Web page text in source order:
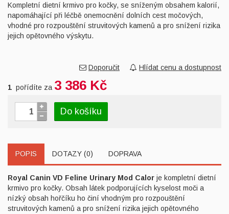
Kompletní dietní krmivo pro kočky, se sníženým obsahem kalorií,
napomáhající při léčbě onemocnění dolních cest močových,
vhodné pro rozpouštění struvitových kamenů a pro snížení rizika
jejich opětovného výskytu.
Doporučit Hlídat cenu a dostupnost
1 pořídíte za 3 386 Kč
Do košíku
POPIS DOTAZY (0) DOPRAVA
Royal Canin VD Feline Urinary Mod Calor je kompletní dietní
krmivo pro kočky. Obsah látek podporujících kyselost moči a
nízký obsah hořčíku ho činí vhodným pro rozpouštění
struvitových kamenů a pro snížení rizika jejich opětovného